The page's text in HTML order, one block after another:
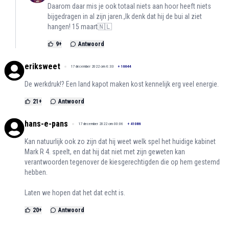
Daarom daar mis je ook totaal niets aan hoor heeft niets
bijgedragen in al zijn jaren.,Ik denk dat hij de bui al ziet
hangen! 15 maart🇳🇱
9+ Antwoord
eriksweet 17 december 2022 om 6:33 + 16644
De werkdruk!? Een land kapot maken kost kennelijk erg veel energie.
21 + Antwoord
hans-e-pans 17 december 2022 om 00:06 + 41086
Kan natuurlijk ook zo zijn dat hij weet welk spel het huidige kabinet
Mark R 4. speelt, en dat hij dat niet met zijn geweten kan
verantwoorden tegenover de kiesgerechtigden die op hem gestemd
hebben.
Laten we hopen dat het dat echt is.
20+ Antwoord